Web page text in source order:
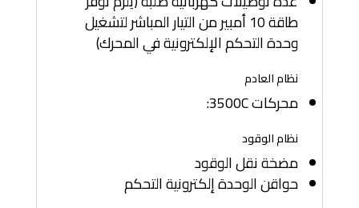
طاقة 10 أمبير من التيار المباشر لتشغيل
وحدة التحكم الإلكترونية في المحرك)
نظام العادم
محركات 3500C:
نظام الوقود
مضخة نقل الوقود
حواقن الوحدة إلكترونية التحكم